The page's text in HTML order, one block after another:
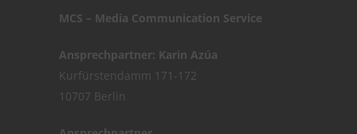
MCS – Media Communication Service
Ansprechpartner: Karin Azúa
Kurfürstendamm 171-172
10707 Berlin